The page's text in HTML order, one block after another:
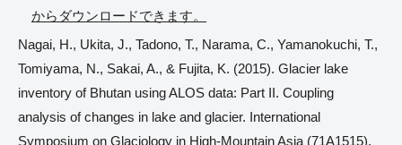
からダウンロードできます。
Nagai, H., Ukita, J., Tadono, T., Narama, C., Yamanokuchi, T.,
Tomiyama, N., Sakai, A., & Fujita, K. (2015). Glacier lake
inventory of Bhutan using ALOS data: Part II. Coupling
analysis of changes in lake and glacier. International
Symposium on Glaciology in High-Mountain Asia (71A1515).